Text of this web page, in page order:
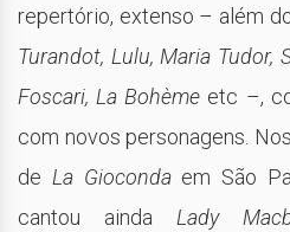
repertório, extenso – além
Turandot, Lulu, Maria Tudor,
Foscari, La Bohème etc –,
com novos personagens.
de La Giocondaem São
cantou ainda Lady